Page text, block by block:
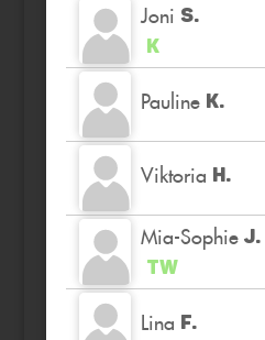
Joni S.
K
Pauline K.
Viktoria H.
Mia-Sophie J.
TW
Lina F.